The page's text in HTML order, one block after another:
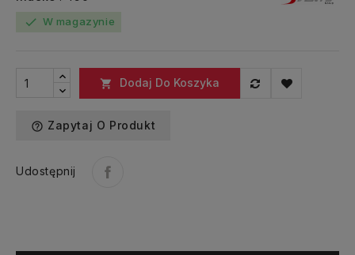
check W magazynie
 Dodaj Do Koszyka
help_outline Zapytaj O Produkt
Udostępnij